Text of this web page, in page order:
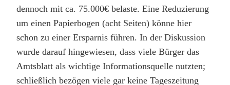
dennoch mit ca. 75.000€ belaste. Eine Reduzierung
um einen Papierbogen (acht Seiten) könne hier
schon zu einer Ersparnis führen. In der Diskussion
wurde darauf hingewiesen, dass viele Bürger das
Amtsblatt als wichtige Informationsquelle nutzten;
schließlich bezögen viele gar keine Tageszeitung